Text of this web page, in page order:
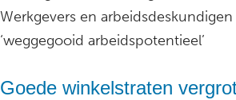
Werkgevers en
‘weggegooid arbeidspotentieel’
Goede winkelstraten